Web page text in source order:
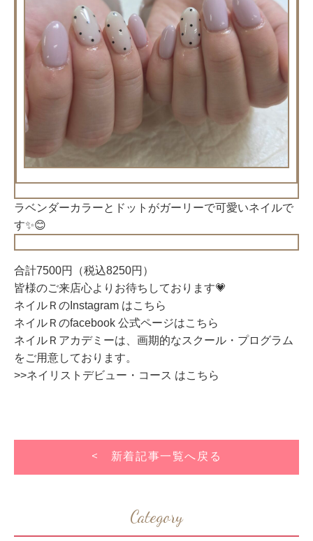
ラベンダーカラーとドットがガーリーで可愛いネイルで
す✨😊
合計7500円（税込8250円）
皆様のご来店心よりお待ちしております💗
ネイルＲのInstagram はこちら
ネイルＲのfacebook 公式ページはこちら
ネイルＲアカデミーは、画期的なスクール・プログラム
をご用意しております。
>>ネイリストデビュー・コース はこちら
< 新着記事一覧へ戻る
Category